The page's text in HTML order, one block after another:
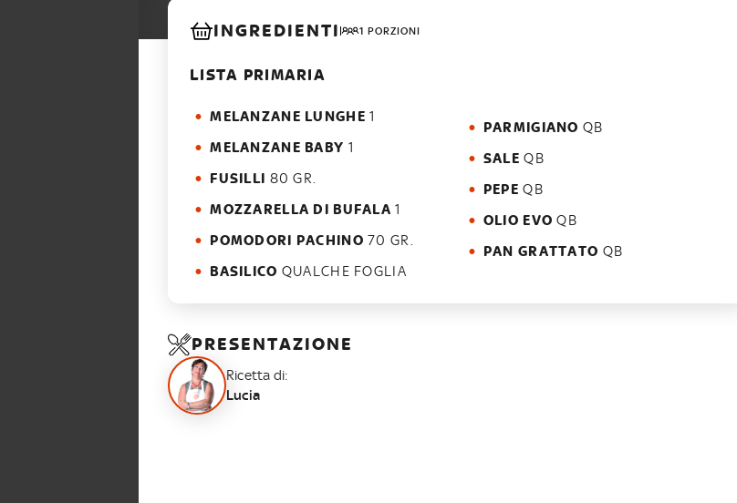
INGREDIENTI 1 PORZIONI
LISTA PRIMARIA
MELANZANE LUNGHE 1
MELANZANE BABY 1
FUSILLI 80 GR.
MOZZARELLA DI BUFALA 1
POMODORI PACHINO 70 GR.
BASILICO QUALCHE FOGLIA
PARMIGIANO QB
SALE QB
PEPE QB
OLIO EVO QB
PAN GRATTATO QB
PRESENTAZIONE
Ricetta di:
Lucia